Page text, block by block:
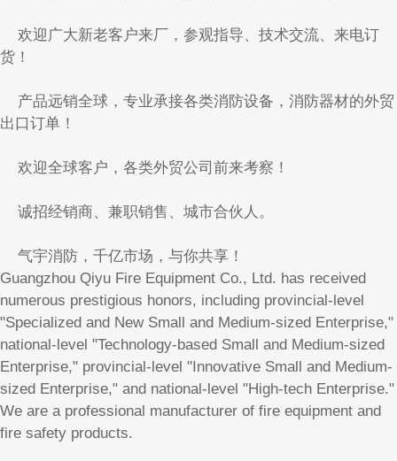
欢迎广大新老客户来厂，参观指导、技术交流、来电订
货！
产品远销全球，专业承接各类消防设备，消防器材的外贸
出口订单！
欢迎全球客户，各类外贸公司前来考察！
诚招经销商、兼职销售、城市合伙人。
气宇消防，千亿市场，与你共享！
Guangzhou Qiyu Fire Equipment Co., Ltd. has received
numerous prestigious honors, including provincial-level
"Specialized and New Small and Medium-sized Enterprise,"
national-level "Technology-based Small and Medium-sized
Enterprise," provincial-level "Innovative Small and Medium-
sized Enterprise," and national-level "High-tech Enterprise."
We are a professional manufacturer of fire equipment and
fire safety products.